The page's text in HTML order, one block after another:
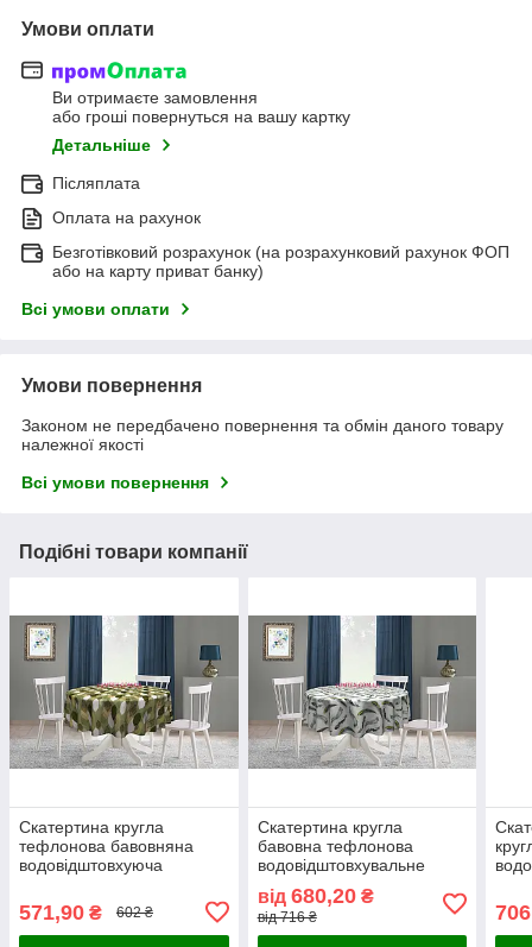
Умови оплати
Ви отримаєте замовлення
або гроші повернуться на вашу картку
Детальніше
Післяплата
Оплата на рахунок
Безготівковий розрахунок (на розрахунковий рахунок ФОП
або на карту приват банку)
Всі умови оплати
Умови повернення
Законом не передбачено повернення та обмін даного товару
належної якості
Всі умови повернення
Подібні товари компанії
Скатертина кругла
тефлонова бавовняна
водовідштовхуюча
білі коричневі
571,90 ₴ 602 ₴
Скатертина кругла
бавовна тефлонова
водовідштовхувальне
пір'я сіре на молочному
тлі
від 680,20₴
від 716 ₴